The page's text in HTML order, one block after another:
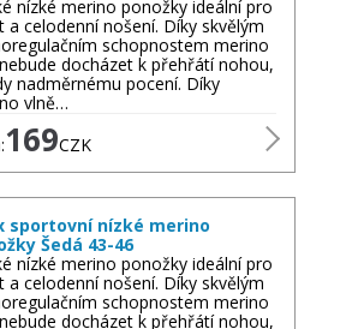
nízké merino ponožky ideální pro
a celodenní nošení. Díky skvělým
schopnostem merino
docházet k přehřátí nohou,
nadměrnému pocení. Díky
vlně…
169CZK
sportovní nízké merino
Šedá 43-46
nízké merino ponožky ideální pro
a celodenní nošení. Díky skvělým
schopnostem merino
docházet k přehřátí nohou,